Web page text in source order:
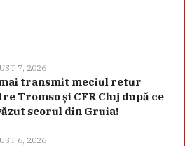
7, 2026
transmit meciul retur
Tromso și CFR Cluj după ce
scorul din Gruia!
6, 2026